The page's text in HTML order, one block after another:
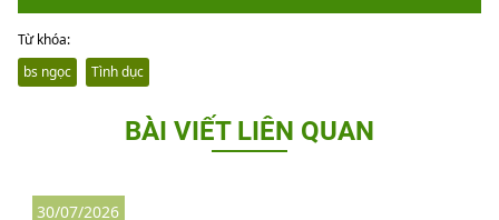
Từ khóa:
bs ngọc
Tình dục
BÀI VIẾT LIÊN QUAN
30/07/2026